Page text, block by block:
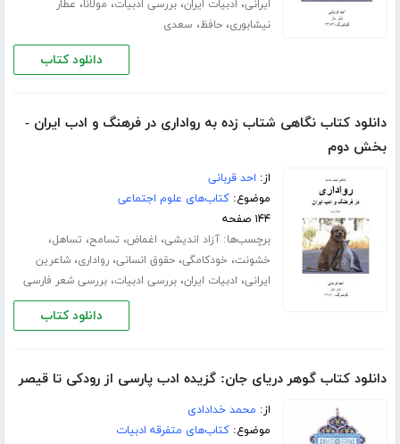
ایرانی، ادبیات ایران،بررسی ادبیات، مولانا، عطار
نیشابوری،حافظ، سعدی
دانلود کتاب
دانلود کتاب نگاهی شتاب زده به رواداری در فرهنگ و ادب ایران -
بخش دوم
از: احد قربانی
موضوع:کتاب‌های علوم اجتماعی
۱۴۴ صفحه
برچسب‌ها:آزاد اندیشی، اغماض، تسامح، تساهل،
خشونت، خودکامگی،حقوق انسانی،رواداری،شاعرین
ایرانی، ادبیات ایران،بررسی ادبیات،بررسی شعر فارسی
دانلود کتاب
دانلود کتاب گوهر دریای جان: گزیده ادب پارسی از رودکی تا قیصر
از: محمد خدادادی
موضوع:کتاب‌های متفرقه ادبیات